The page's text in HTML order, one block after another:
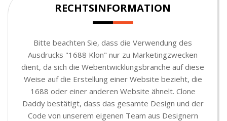
RECHTSINFORMATION
Bitte beachten Sie, dass die Verwendung des
Ausdrucks "1688 Klon" nur zu Marketingzwecken
dient, da sich die Webentwicklungsbranche auf diese
Weise auf die Erstellung einer Website bezieht, die
1688 oder einer anderen Website ähnelt. Clone
Daddy bestätigt, dass das gesamte Design und der
Code von unserem eigenen Team aus Designern